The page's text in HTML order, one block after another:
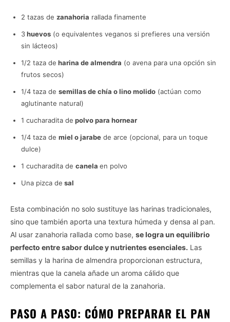
2 tazas de zanahoria rallada finamente
3huevos (o equivalentes veganos si prefieres una versión
sin lácteos)
1/2 taza de harina de almendra (o avena para una opción sin
frutos secos)
1/4 taza de semillas de chía o lino molido (actúan como
aglutinante natural)
1 cucharadita de polvo para hornear
1/4 taza de miel o jarabe de arce (opcional, para un toque
dulce)
1 cucharadita de canela en polvo
Una pizca de sal
Esta combinación no solo sustituye las harinas tradicionales,
sino que también aporta una textura húmeda y densa al pan.
Al usar zanahoria rallada como base, se logra un equilibrio
perfecto entre sabor dulce y nutrientes esenciales. Las
semillas y la harina de almendra proporcionan estructura,
mientras que la canela añade un aroma cálido que
complementa el sabor natural de la zanahoria.
PASO A PASO: CÓMO PREPARAR EL PAN